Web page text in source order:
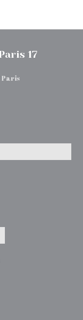
17
Paris((ouvre une
((ouvre une
((ouvre une